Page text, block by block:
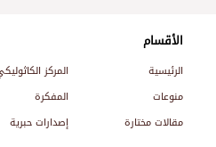
الأقسام
الرئيسية المركز
منوعات
المفكرة
مقالات مختارة
إصدارات حبرية